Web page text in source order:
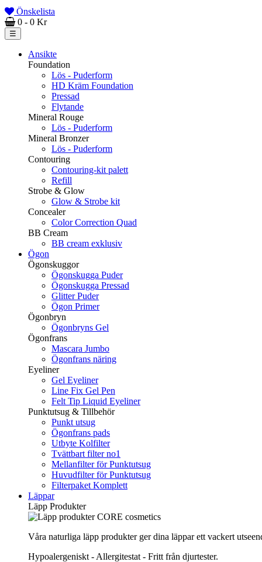
Önskelista
0 - 0 Kr
Toggle
navigation
☰
Ansikte
Foundation
Lös - Puderform
HD Kräm Foundation
Pressad
Flytande
Mineral Rouge
Lös - Puderform
Mineral Bronzer
Lös - Puderform
Contouring
Contouring-kit palett
Refill
Strobe & Glow
Glow & Strobe kit
Concealer
Color Correction Quad
BB Cream
BB cream exklusiv
Ögon
Ögonskuggor
Ögonskugga Puder
Ögonskugga Pressad
Glitter Puder
Ögon Primer
Ögonbryn
Ögonbryns Gel
Ögonfrans
Mascara Jumbo
Ögonfrans näring
Eyeliner
Gel Eyeliner
Line Fix Gel Pen
Felt Tip Liquid Eyeliner
Punktutsug & Tillbehör
Punkt utsug
Ögonfrans pads
Utbyte Kolfilter
Tvättbart filter no1
Mellanfilter för Punktutsug
Huvudfilter för Punktutsug
Filterpaket Komplett
Läppar
Läpp Produkter
Våra naturliga läpp produkter ger dina läppar ett vackert
Hypoalergeniskt - Allergitestat - Fritt från djurtester.